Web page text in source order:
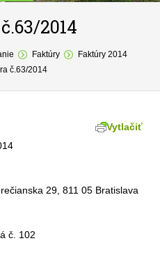
2014
Faktúry
Faktúry 2014
č.63/2014
Vytlačiť
29, 811 05 Bratislava
č. 102